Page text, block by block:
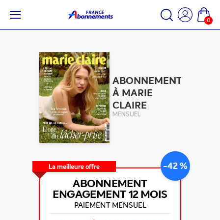
0
ABONNEMENT
À MARIE
CLAIRE
MENSUEL
La meilleure offre -42 %
ABONNEMENT
ENGAGEMENT12 MOIS
PAIEMENT MENSUEL